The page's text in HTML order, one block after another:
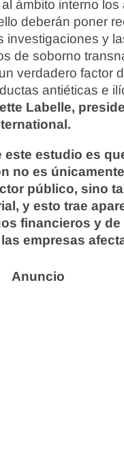
ámbito interno los
deberán poner
investigaciones y
de soborno
verdadero factor
antiéticas e
Labelle,
este estudio es
no es
público, sino
y esto trae
financieros y de
empresas